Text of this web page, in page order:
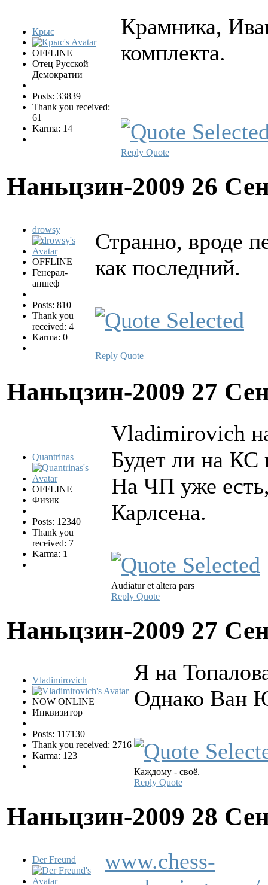
Крыс
OFFLINE
Отец Русской
Демократии
Posts: 33839
Thank you received:
61
Karma: 14
Крамника,
комплекта.
Reply Quote
Наньцзин-2009 26
drowsy
OFFLINE
Генерал-
аншеф
Posts: 810
Thank you
received: 4
Karma: 0
Странно, вроде
как последний.
Reply Quote
Наньцзин-2009 27
Quantrinas
OFFLINE
Физик
Posts: 12340
Thank you
received: 7
Karma: 1
Vladimirovich
Будет ли на КС
На ЧП уже
Карлсена.
Audiatur et altera pars
Reply Quote
Наньцзин-2009 27
Vladimirovich
NOW ONLINE
Инквизитор
Posts: 117130
Thank you received: 2716
Karma: 123
Я на
Однако Ван
Каждому - своё.
Reply Quote
Наньцзин-2009 28
Der Freund
www.chess-